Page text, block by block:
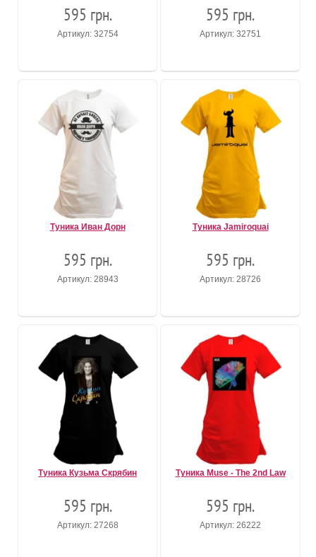
595 грн.
Артикул: 32754
595 грн.
Артикул: 32751
Туника Иван Дорн
595 грн.
Артикул: 28943
Туника Jamiroquai
595 грн.
Артикул: 28726
Туника Кузьма Скрябин
595 грн.
Артикул: 27268
Туника Muse - The 2nd Law
595 грн.
Артикул: 26222